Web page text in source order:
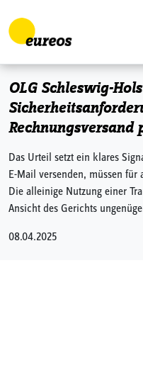
Skip to content
OLG Schleswig-
Rechnungsversand
Das Urteil setzt ein klares
E-Mail versenden, müssen für
Die alleinige Nutzung einer
Ansicht des Gerichts
08.04.2025